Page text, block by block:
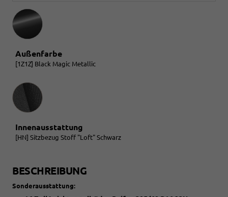
Außenfarbe
[1Z1Z] Black Magic Metallic
Innenausstattung
Innenausstattung
[HN] Sitzbezug Stoff "Loft" Schwarz
BESCHREIBUNG
Sonderausstattung: